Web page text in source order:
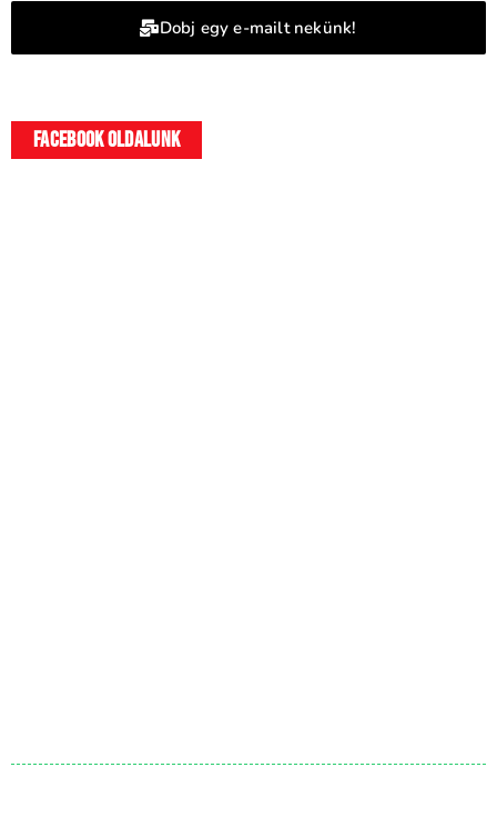
Dobj egy e-mailt nekünk!
Facebook oldalunk